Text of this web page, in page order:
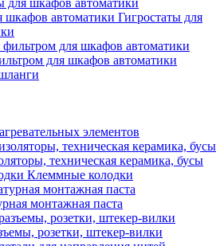
для шкафов автоматики
Гигростаты для
для шкафов автоматики
элементов
техническая керамика, бусы
Клеммные колодки
монтажная паста
розетки, штекер-вилки